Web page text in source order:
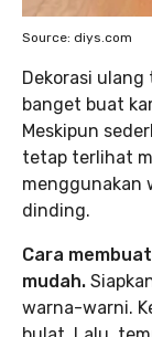
Source: diys.com
Dekorasi
banget buat
Meskipun
tetap terlihat
menggunakan
dinding.
Cara
mudah.
warna-warni.